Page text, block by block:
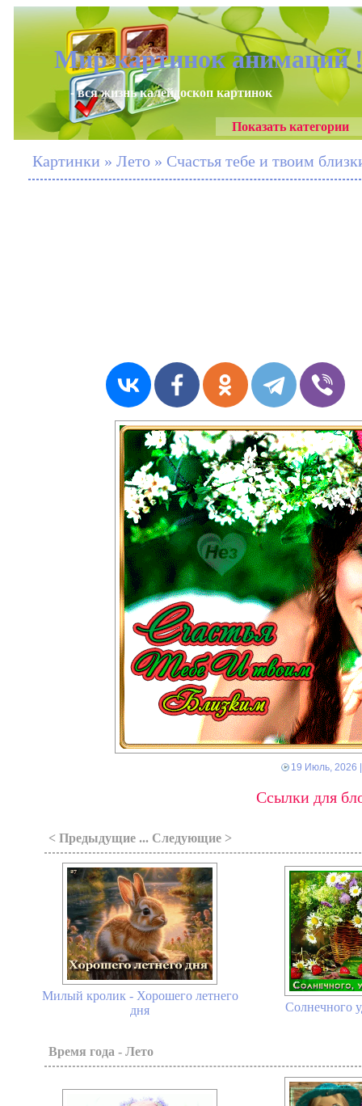
Мир картинок анимаций
- вся жизнь калейдоскоп картинок
Показать категории
Картинки » Лето » Счастья тебе и твоим
19 Июль, 2026
Ссылки для
< Предыдущие ... Следующие >
Милый кролик - Хорошего летнего
дня
Солнечного
Время года - Лето